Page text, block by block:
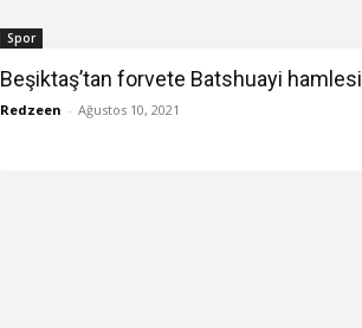
Spor
Beşiktaş’tan forvete Batshuayi hamlesi
Redzeen - Ağustos 10, 2021